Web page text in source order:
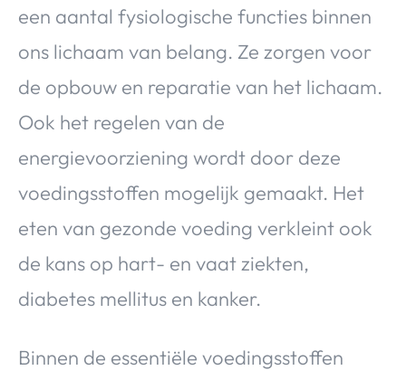
een aantal fysiologische functies binnen
ons lichaam van belang. Ze zorgen voor
de opbouw en reparatie van het lichaam.
Ook het regelen van de
energievoorziening wordt door deze
voedingsstoffen mogelijk gemaakt. Het
eten van gezonde voeding verkleint ook
de kans op hart- en vaat ziekten,
diabetes mellitus en kanker.
Binnen de essentiële voedingsstoffen